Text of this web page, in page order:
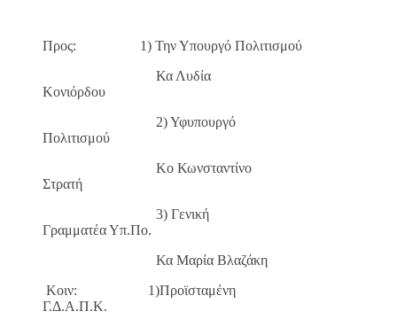
Προς: 1) Την Υπουργό Πολιτισμού
Κα Λυδία
Κονιόρδου
2) Υφυπουργό
Πολιτισμού
Κο Κωνσταντίνο
Στρατή
3) Γενική
Γραμματέα Υπ.Πο.
Κα Μαρία Βλαζάκη
Κοιν: 1)Προϊσταμένη
Γ.Δ.Α.Π.Κ.